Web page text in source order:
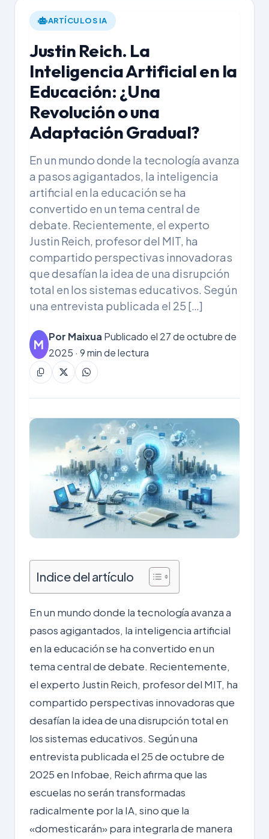
ARTÍCULOS IA
Justin Reich. La
Inteligencia Artificial en la
Educación: ¿Una
Revolución o una
Adaptación Gradual?
En un mundo donde la tecnología avanza
a pasos agigantados, la inteligencia
artificial en la educación se ha
convertido en un tema central de
debate. Recientemente, el experto
Justin Reich, profesor del MIT, ha
compartido perspectivas innovadoras
que desafían la idea de una disrupción
total en los sistemas educativos. Según
una entrevista publicada el 25 […]
M
Por Maixua Publicado el 27 de octubre de
2025 · 9 min de lectura
Indice del artículo
En un mundo donde la tecnología avanza a
pasos agigantados, la inteligencia artificial
en la educación se ha convertido en un
tema central de debate. Recientemente,
el experto Justin Reich, profesor del MIT, ha
compartido perspectivas innovadoras que
desafían la idea de una disrupción total en
los sistemas educativos. Según una
entrevista publicada el 25 de octubre de
2025 en Infobae, Reich afirma que las
escuelas no serán transformadas
radicalmente por la IA, sino que la
«domesticarán» para integrarla de manera